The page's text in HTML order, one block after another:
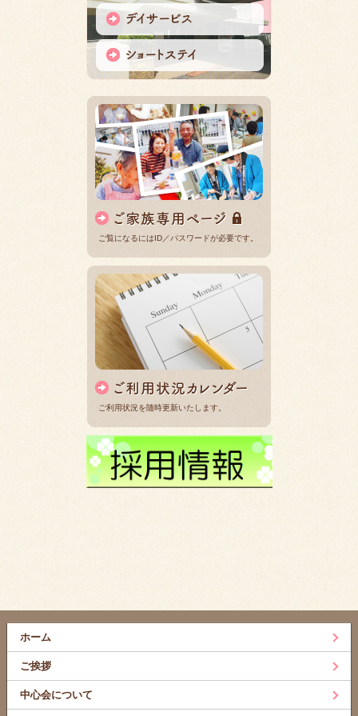
ご覧になるにはID／パスワードが必要です。
ご利用状況を随時更新いたします。
ホーム
ご挨拶
中心会について